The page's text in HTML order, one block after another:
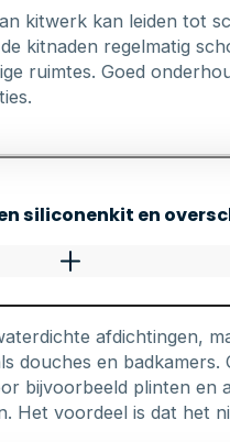
kitwerk kan leiden tot
kitnaden regelmatig
ruimtes. Goed
siliconenkit en
afdichtingen,
douches en badkamers.
bijvoorbeeld plinten en
Het voordeel is dat het